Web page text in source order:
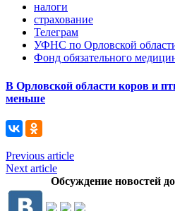
налоги
страхование
Телеграм
УФНС по Орловской
Фонд обязательного
В Орловской области коров и
меньше
Previous article
Next article
Обсуждение новостей